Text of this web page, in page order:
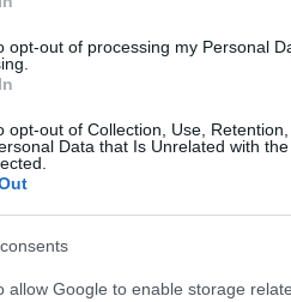
opt-out of processing my Personal
opt-out of Collection, Use,
Data that Is Unrelated with
allow Google to enable storage